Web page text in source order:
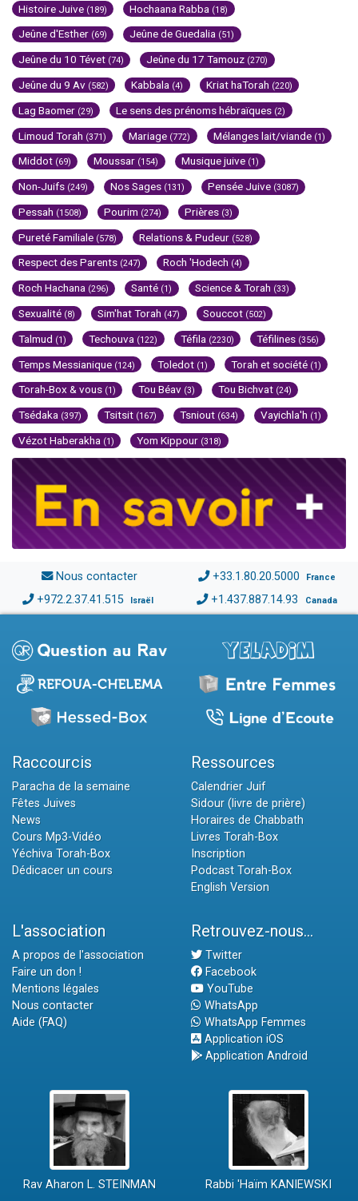
Histoire Juive (189) Hochaana Rabba (18)
Jeûne d'Esther (69) Jeûne de Guedalia (51)
Jeûne du 10 Tévet (74) Jeûne du 17 Tamouz (270)
Jeûne du 9 Av (582) Kabbala (4) Kriat haTorah (220)
Lag Baomer (29) Le sens des prénoms hébraïques (2)
Limoud Torah (371) Mariage (772) Mélanges lait/viande (1)
Middot (69) Moussar (154) Musique juive (1)
Non-Juifs (249) Nos Sages (131) Pensée Juive (3087)
Pessah (1508) Pourim (274) Prières (3)
Pureté Familiale (578) Relations & Pudeur (528)
Respect des Parents (247) Roch 'Hodech (4)
Roch Hachana (296) Santé (1) Science & Torah (33)
Sexualité (8) Sim'hat Torah (47) Souccot (502)
Talmud (1) Techouva (122) Téfila (2230) Téfilines (356)
Temps Messianique (124) Toledot (1) Torah et société (1)
Torah-Box & vous (1) Tou Béav (3) Tou Bichvat (24)
Tsédaka (397) Tsitsit (167) Tsniout (634) Vayichla'h (1)
Vézot Haberakha (1) Yom Kippour (318)
Nous contacter +33.1.80.20.5000 France
+972.2.37.41.515 Israël +1.437.887.14.93 Canada
Raccourcis
Paracha de la semaine
Fêtes Juives
News
Cours Mp3-Vidéo
Yéchiva Torah-Box
Dédicacer un cours
Ressources
Calendrier Juif
Sidour (livre de prière)
Horaires de Chabbath
Livres Torah-Box
Inscription
Podcast Torah-Box
English Version
L'association
A propos de l'association
Faire un don !
Mentions légales
Nous contacter
Aide (FAQ)
Retrouvez-nous...
Twitter
Facebook
YouTube
WhatsApp
WhatsApp Femmes
Application iOS
Application Android
Rav Aharon L. STEINMAN Rabbi 'Haïm KANIEWSKI